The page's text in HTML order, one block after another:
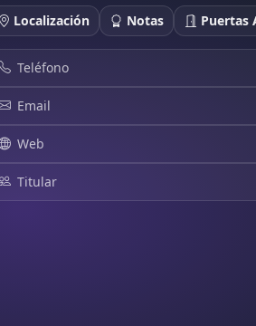
Localización Notas Puertas
Teléfono
Email
Web
Titular